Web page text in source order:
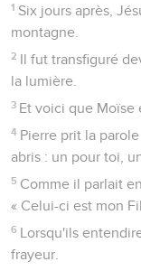
1 Six jours après,
montagne.
2 Il fut transfiguré
la lumière.
3 Et voici que Moïse
4 Pierre prit la
abris : un pour toi,
5 Comme il parlait
« Celui-ci est mon
6 Lorsqu'ils
frayeur.